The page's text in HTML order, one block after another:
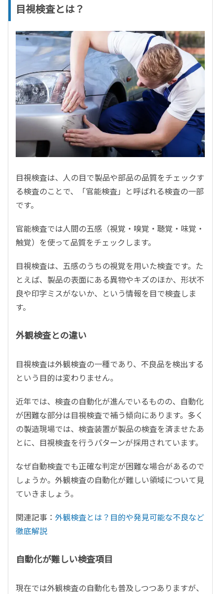
目視検査とは？
目視検査は、人の目で製品や部品の品質をチェックす
る検査のことで、「官能検査」と呼ばれる検査の一部
です。
官能検査では人間の五感（視覚・嗅覚・聴覚・味覚・
触覚）を使って品質をチェックします。
目視検査は、五感のうちの視覚を用いた検査です。た
とえば、製品の表面にある異物やキズのほか、形状不
良や印字ミスがないか、という情報を目で検査しま
す。
外観検査との違い
目視検査は外観検査の一種であり、不良品を検出する
という目的は変わりません。
近年では、検査の自動化が進んでいるものの、自動化
が困難な部分は目視検査で補う傾向にあります。多く
の製造現場では、検査装置が製品の検査を済ませたあ
とに、目視検査を行うパターンが採用されています。
なぜ自動検査でも正確な判定が困難な場合があるので
しょうか。外観検査の自動化が難しい領域について見
ていきましょう。
関連記事： 外観検査とは？目的や発見可能な不良など
徹底解説
自動化が難しい検査項目
現在では外観検査の自動化も普及しつつありますが、